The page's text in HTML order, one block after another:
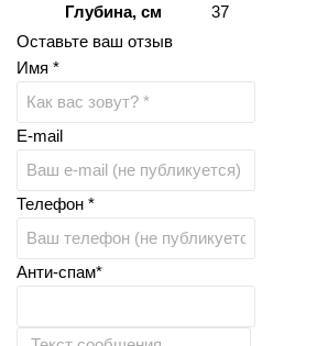
Глубина, см
37
Оставьте ваш отзыв
Имя *
E-mail
Телефон *
Анти-спам*